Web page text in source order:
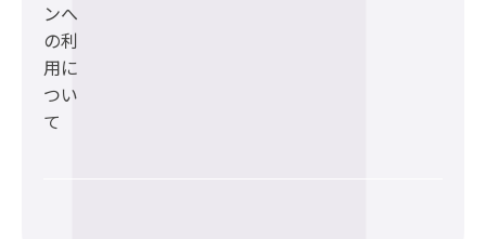
ンへ
の利
用に
つい
て